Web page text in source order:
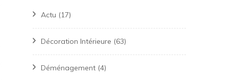
Actu (17)
Décoration Intérieure (63)
Déménagement (4)